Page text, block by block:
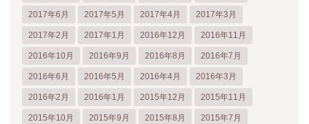
2017年6月 2017年5月 2017年4月 2017年3月
2017年2月 2017年1月 2016年12月 2016年11月
2016年10月 2016年9月 2016年8月 2016年7月
2016年6月 2016年5月 2016年4月 2016年3月
2016年2月 2016年1月 2015年12月 2015年11月
2015年10月 2015年9月 2015年8月 2015年7月